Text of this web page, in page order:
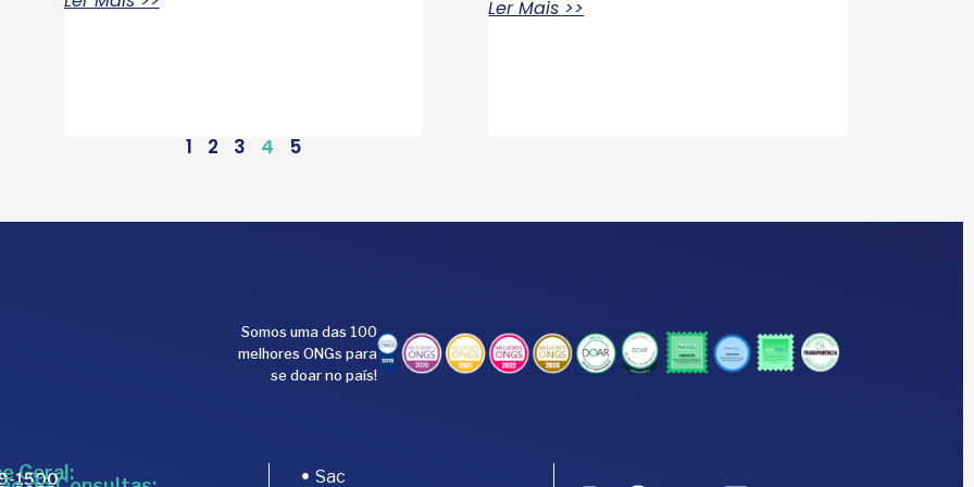
Ler Mais >>
1 2 3 4 5
Somos uma das 100
melhores ONGs para
se doar no país!
Geral:
1500 Sac